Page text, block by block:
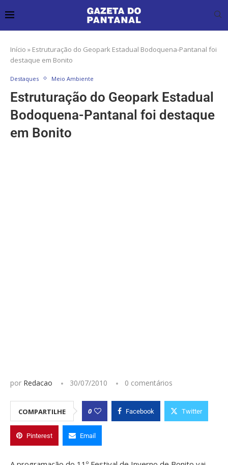
Início » Estruturação do Geopark Estadual Bodoquena-Pantanal foi
destaque em Bonito
Destaques Meio Ambiente
Estruturação do Geopark Estadual
Bodoquena-Pantanal foi destaque
em Bonito
por Redacao 30/07/2010 0 comentários
COMPARTILHE 0 Facebook Twitter
Pinterest Email